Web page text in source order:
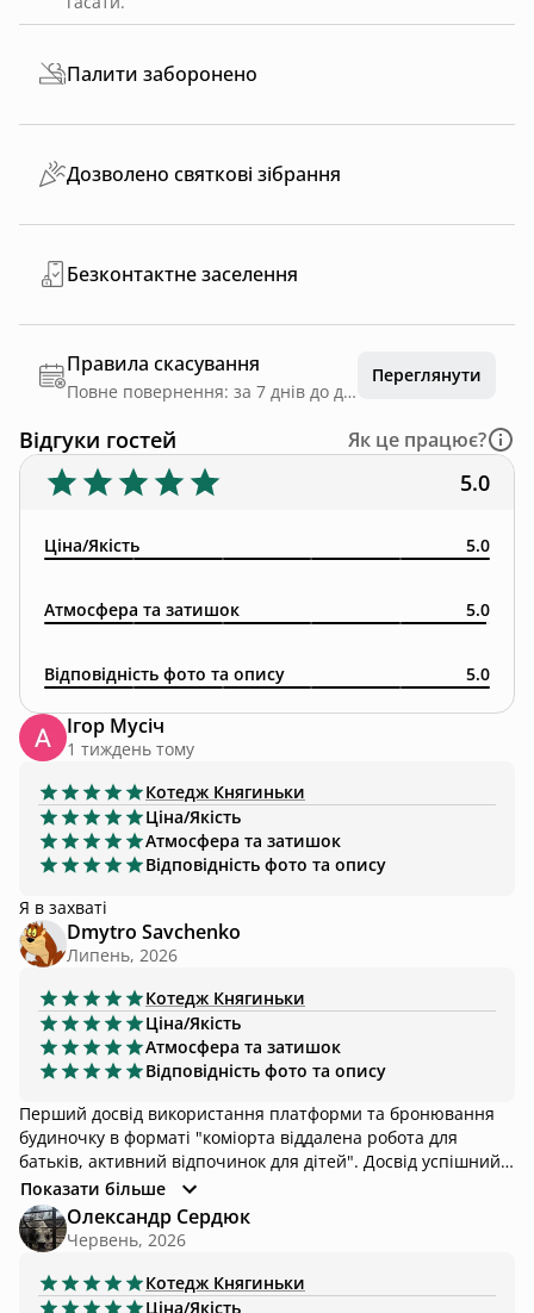
Палити заборонено
Дозволено святкові зібрання
Безконтактне заселення
Правила скасування
Повне повернення: за 7 днів до дати заїзду
Переглянути
Відгуки гостей Як це працює?
5.0
Ціна/Якість 5.0
Атмосфера та затишок 5.0
Відповідність фото та опису 5.0
Ігор Мусіч
1 тиждень тому
Котедж Княгиньки
Ціна/Якість
Атмосфера та затишок
Відповідність фото та опису
Я в захваті
Dmytro Savchenko
Липень, 2026
Котедж Княгиньки
Ціна/Якість
Атмосфера та затишок
Відповідність фото та опису
Перший досвід використання платформи та бронювання
будиночку в форматі "коміорта віддалена робота для
батьків, активний відпочинок для дітей". Досвід успішний,
сподобався як будиночок, так і оточення -велика парковка,
зручна мангальна зона, піша доступність до лісу та
туристичних доріжок. Окреме дякую хозяєвам, було дуже
комфортно, з безліччю дрібних приємностей -від домашніх
смаколиків до зручного інвентарю для мангала.
Показати більше
Олександр Сердюк
Червень, 2026
Котедж Княгиньки
Ціна/Якість